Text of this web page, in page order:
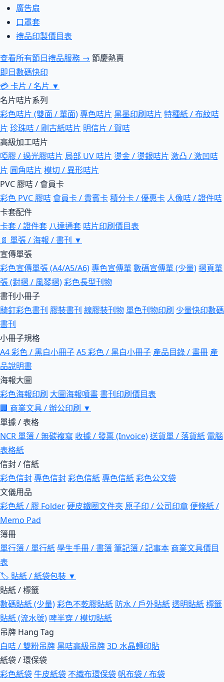
廣告扇
口罩套
禮品印製價目表
查看所有節日禮品服務 → 節慶熱賣
即日數碼快印
💳卡片 / 名片 ▼
名片咭片系列
彩色咭片 (雙面 / 單面)專色咭片 黑墨印刷咭片 特種紙 / 布紋咭
片 珍珠咭 / 剛古紙咭片 明信片 / 賀咭
高級加工咭片
啞膠 / 過光膠咭片 局部 UV 咭片 燙金 / 燙銀咭片 激凸 / 激凹咭
片 圓角咭片 模切 / 異形咭片
PVC 膠咭 / 會員卡
彩色 PVC 膠咭會員卡 / 貴賓卡積分卡 / 優惠卡 人像咭 / 證件咭
卡套配件
卡套 / 證件套 八達通套 咭片印刷價目表
📄 單張 / 海報 / 書刊 ▼
宣傳單張
彩色宣傳單張 (A4/A5/A6)專色宣傳單數碼宣傳單 (少量)摺頁單
張 (對摺 / 風琴摺)彩色長型刊物
書刊小冊子
騎釘彩色書刊 膠裝書刊 線膠裝刊物 單色刊物印刷 少量快印數碼
書刊
小冊子規格
A4 彩色 / 黑白小冊子A5 彩色 / 黑白小冊子 產品目錄 / 畫冊 產
品說明書
海報大圖
彩色海報印刷 大圖海報噴畫書刊印刷價目表
🏢 商業文具 / 辦公印刷 ▼
單據 / 表格
NCR 單簿 / 無碳複寫 收據 / 發票 (Invoice)送貨單 / 落貨紙 電腦
表格紙
信封 / 信紙
彩色信封專色信封彩色信紙專色信紙彩色公文袋
文儀用品
彩色紙 / 膠 Folder硬皮鐵圈文件夾 原子印 / 公司印章便條紙 /
Memo Pad
簿冊
單行簿 / 單行紙學生手冊 / 書簿筆記簿 / 記事本 商業文具價目
表
🏷 貼紙 / 紙袋包裝 ▼
貼紙 / 標籤
數碼貼紙 (少量)彩色不乾膠貼紙 防水 / 戶外貼紙透明貼紙標籤
貼紙 (流水號) 啤半穿 / 模切貼紙
吊牌 Hang Tag
白咭 / 雙粉吊牌黑咭高級吊牌3D 水晶轉印貼
紙袋 / 環保袋
彩色紙袋牛皮紙袋 不織布環保袋 帆布袋 / 布袋